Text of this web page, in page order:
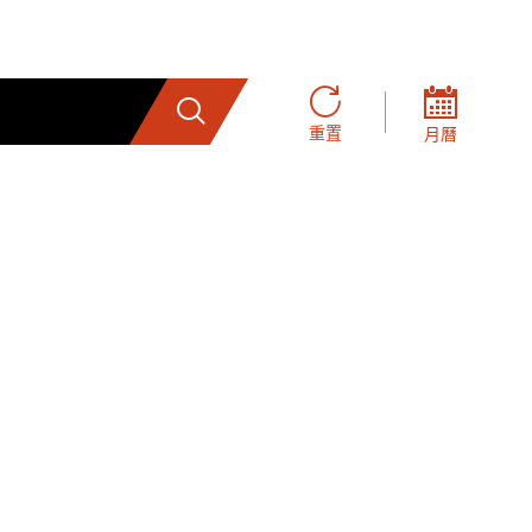
搜索
重置 月曆